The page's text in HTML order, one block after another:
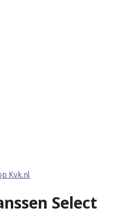
Kvk.nl
Select